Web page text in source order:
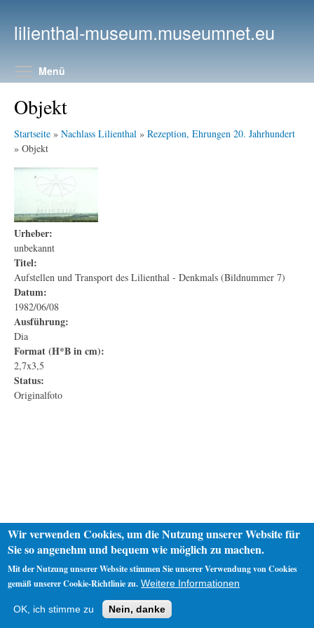
lilienthal-museum.museumnet.eu
Menü
Objekt
Startseite » Nachlass Lilienthal » Rezeption, Ehrungen 20. Jahrhundert
» Objekt
Urheber:
unbekannt
Titel:
Aufstellen und Transport des Lilienthal - Denkmals (Bildnummer 7)
Datum:
1982/06/08
Ausführung:
Dia
Format (H*B in cm):
2,7x3,5
Status:
Originalfoto
Impressum
Wir verwenden Cookies, um die Nutzung unserer Website für
Sie so angenehm und bequem wie möglich zu machen.
Mit der Nutzung unserer Website stimmen Sie unserer Verwendung von Cookies
gemäß unserer Cookie-Richtlinie zu. Weitere Informationen
OK, ich stimme zu Nein, danke